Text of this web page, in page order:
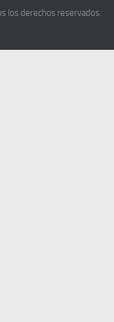
los derechos reservados.